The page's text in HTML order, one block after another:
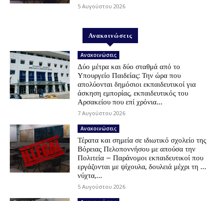
5 Αυγούστου 2026
Ανακοινώσεις
Ανακοινώσεις
Δύο μέτρα και δύο σταθμά από το
Υπουργείο Παιδείας: Την ώρα που
απολύονται δημόσιοι εκπαιδευτικοί για
άσκηση εμπορίας, εκπαιδευτικός του
Αρσακείου που επί χρόνια...
7 Αυγούστου 2026
Ανακοινώσεις
Τέρατα και σημεία σε ιδιωτικό σχολείο της
Βόρειας Πελοποννήσου με απούσα την
Πολιτεία – Παράνομοι εκπαιδευτικοί που
εργάζονται με ψίχουλα, δουλειά μέχρι τη …
νύχτα,...
5 Αυγούστου 2026